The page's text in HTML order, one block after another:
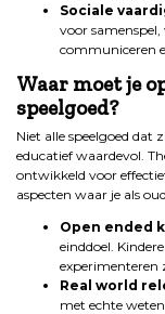
Sociale
voor
communiceren
Waar moet je
speelgoed?
Niet alle speelgoed dat
educatief waardevol.
ontwikkeld voor
aspecten waar je als
Open ended
einddoel.
experimenteren
Real world
met echte